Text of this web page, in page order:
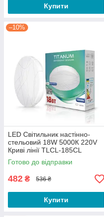
Купити
–10%
LED Світильник настінно-
стельовий 18W 5000К 220V
Криві лінії TLCL-185CL
Titanum
Готово до відправки
482 ₴ 536 ₴
Купити